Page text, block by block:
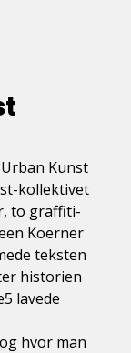
Kunst
kollektivet
to graffiti-
Koerner
teksten
historien
lavede
hvor man